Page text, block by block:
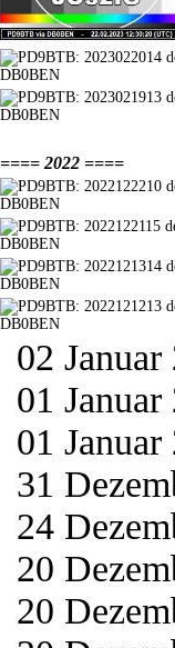
==== 2022 ====
02
01
01
31
24
20
20